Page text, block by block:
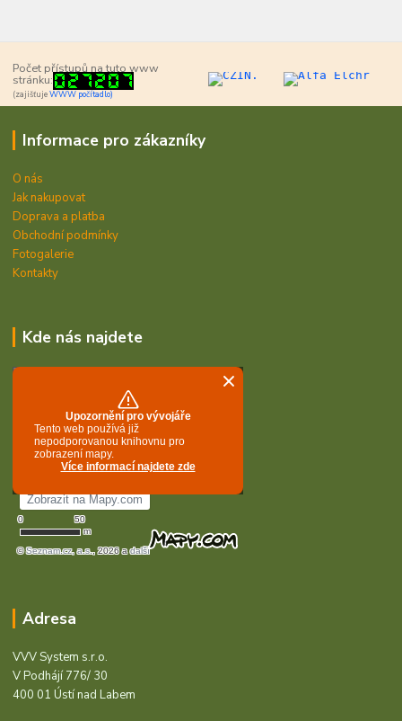
Počet přístupů na tuto www
stránku:
(zajišťujeWWW počítadlo)
Informace pro zákazníky
O nás
Jak nakupovat
Doprava a platba
Obchodní podmínky
Fotogalerie
Kontakty
Kde nás najdete
Adresa
VVV System s.r.o.
V Podhájí 776/ 30
400 01 Ústí nad Labem